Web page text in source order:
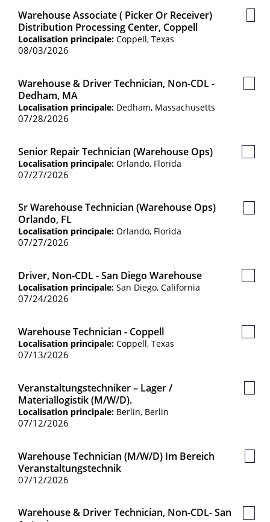
Warehouse Associate ( Picker Or Receiver)
Distribution Processing Center, Coppell
Localisation principale: Coppell, Texas
08/03/2026
Warehouse & Driver Technician, Non-CDL -
Dedham, MA
Localisation principale: Dedham, Massachusetts
07/28/2026
Senior Repair Technician (Warehouse Ops)
Localisation principale: Orlando, Florida
07/27/2026
Sr Warehouse Technician (Warehouse Ops)
Orlando, FL
Localisation principale: Orlando, Florida
07/27/2026
Driver, Non-CDL - San Diego Warehouse
Localisation principale: San Diego, California
07/24/2026
Warehouse Technician - Coppell
Localisation principale: Coppell, Texas
07/13/2026
Veranstaltungstechniker – Lager /
Materiallogistik (m/w/d).
Localisation principale: Berlin, Berlin
07/12/2026
Warehouse Technician (m/w/d) Im Bereich
Veranstaltungstechnik
07/12/2026
Warehouse & Driver Technician, Non-CDL- San